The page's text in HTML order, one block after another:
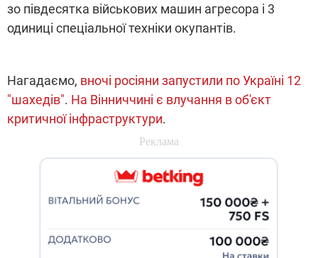
зо півдесятка військових машин агресора і 3
одиниці спеціальної техніки окупантів.
Нагадаємо, вночі росіяни запустили по Україні 12
"шахедів". На Вінниччині є влучання в об'єкт
критичної інфраструктури.